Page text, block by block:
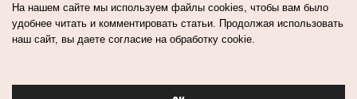
На нашем сайте мы используем файлы cookies, чтобы вам было
удобнее читать и комментировать статьи. Продолжая использовать
наш сайт, вы даете согласие на обработку cookie.